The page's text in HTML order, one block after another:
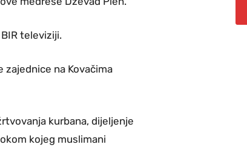
televiziji.
zajednice na Kovačima
kurbana, dijeljenje
kojeg muslimani